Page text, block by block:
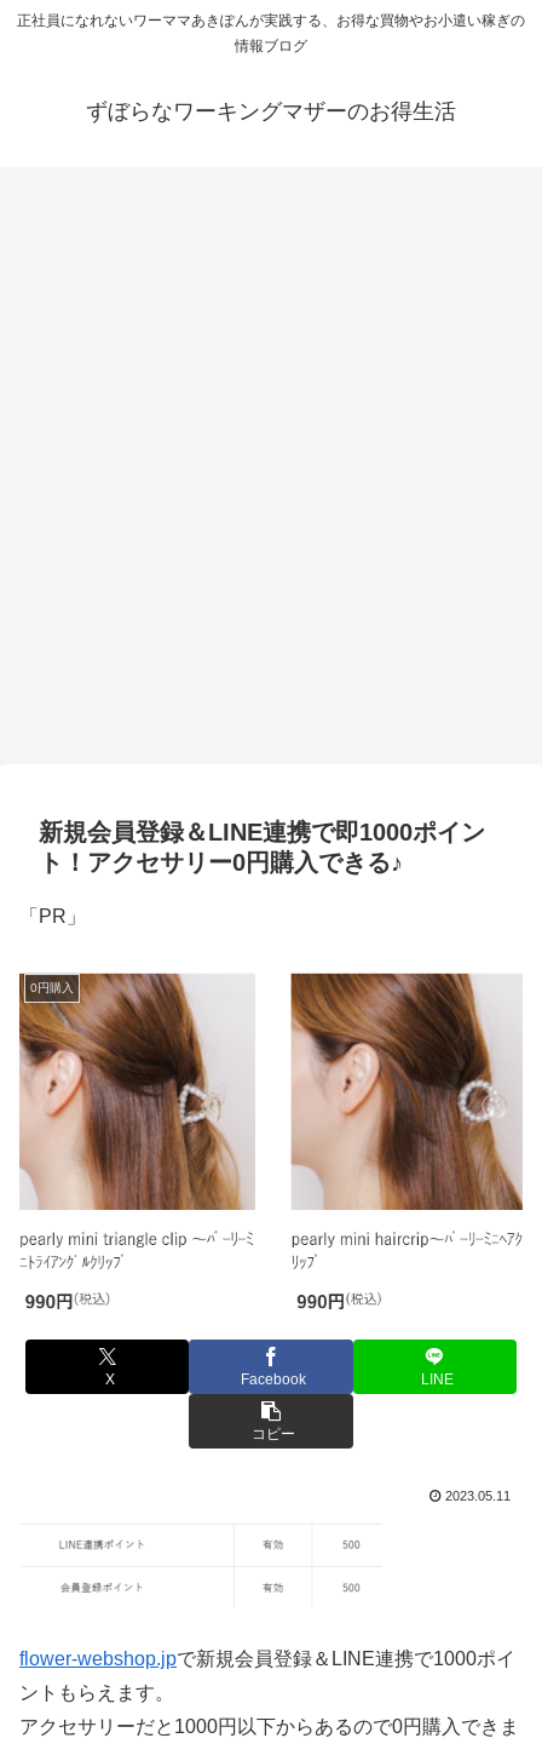
正社員になれないワーママあきぽんが実践する、お得な買物やお小遣い稼ぎの
情報ブログ
ずぼらなワーキングマザーのお得生活
新規会員登録＆LINE連携で即1000ポイン
ト！アクセサリー0円購入できる♪
「PR」
0円購入
X Facebook LINE
コピー
2023.05.11
flower-webshop.jpで新規会員登録＆LINE連携で1000ポイ
ントもらえます。
アクセサリーだと1000円以下からあるので0円購入できま